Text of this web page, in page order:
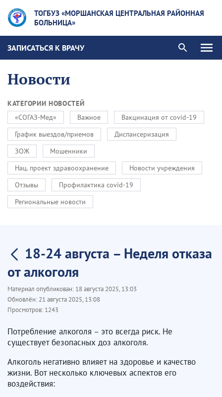
ТОГБУЗ «МОРШАНСКАЯ ЦЕНТРАЛЬНАЯ РАЙОННАЯ
БОЛЬНИЦА»
ЗАПИСАТЬСЯ К ВРАЧУ
Новости
КАТЕГОРИИ НОВОСТЕЙ
«СОГАЗ-Мед»
Важное
Вакцинация от covid-19
График выездов/приемов
Диспансеризация
ЗОЖ
Мошенники
Нац. проект здравоохранение
Новости учреждения
Отзывы
Профилактика covid-19
Региональные новости
18-24 августа – Неделя отказа
от алкоголя
Материал опубликован: 18 августа 2025, 13:03
Обновлён: 21 августа 2025, 13:08
Просмотров: 1243
Потребление алкоголя – это всегда риск. Не
существует безопасных доз алкоголя.
Алкоголь негативно влияет на здоровье и качество
жизни. Вот несколько ключевых аспектов его
воздействия: